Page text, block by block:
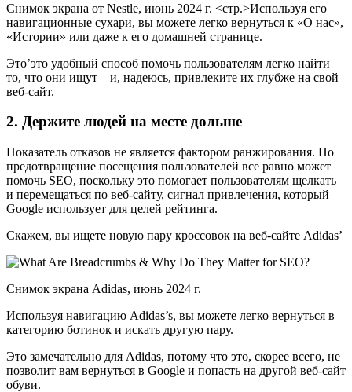
Снимок экрана от Nestle, июнь 2024 г. <стр.>Используя его
навигационные сухари, вы можете легко вернуться к «О нас»,
«Истории» или даже к его домашней странице.
Это’это удобный способ помочь пользователям легко найти
то, что они ищут – и, надеюсь, привлеките их глубже на свой
веб-сайт.
2. Держите людей на месте дольше
Показатель отказов не является фактором ранжирования. Но
предотвращение посещения пользователей все равно может
помочь SEO, поскольку это помогает пользователям щелкать
и перемещаться по веб-сайту, сигнал привлечения, который
Google использует для целей рейтинга.
Скажем, вы ищете новую пару кроссовок на веб-сайте Adidas’
Снимок экрана Adidas, июнь 2024 г.
Используя навигацию Adidas’s, вы можете легко вернуться в
категорию ботинок и искать другую пару.
Это замечательно для Adidas, потому что это, скорее всего, не
позволит вам вернуться в Google и попасть на другой веб-сайт
обуви.